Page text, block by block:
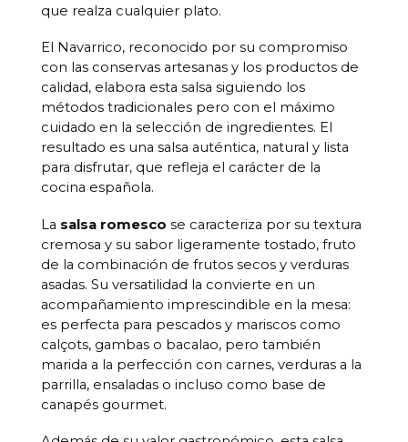
que realza cualquier plato.
El Navarrico, reconocido por su compromiso
con las conservas artesanas y los productos de
calidad, elabora esta salsa siguiendo los
métodos tradicionales pero con el máximo
cuidado en la selección de ingredientes. El
resultado es una salsa auténtica, natural y lista
para disfrutar, que refleja el carácter de la
cocina española.
La salsa romesco se caracteriza por su textura
cremosa y su sabor ligeramente tostado, fruto
de la combinación de frutos secos y verduras
asadas. Su versatilidad la convierte en un
acompañamiento imprescindible en la mesa:
es perfecta para pescados y mariscos como
calçots, gambas o bacalao, pero también
marida a la perfección con carnes, verduras a la
parrilla, ensaladas o incluso como base de
canapés gourmet.